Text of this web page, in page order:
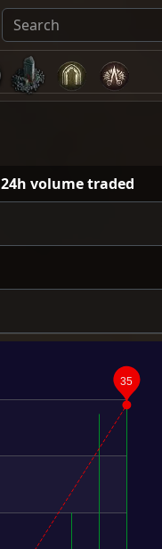
24h volume traded